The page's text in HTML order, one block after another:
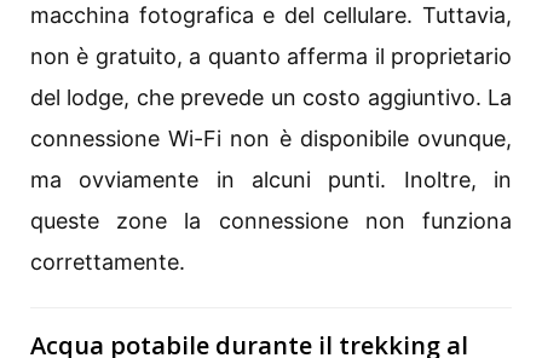
macchina fotografica e del cellulare. Tuttavia,
non è gratuito, a quanto afferma il proprietario
del lodge, che prevede un costo aggiuntivo. La
connessione Wi-Fi non è disponibile ovunque,
ma ovviamente in alcuni punti. Inoltre, in
queste zone la connessione non funziona
correttamente.
Acqua potabile durante il trekking al